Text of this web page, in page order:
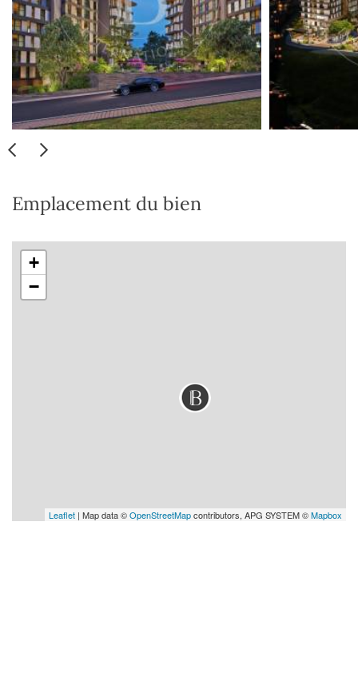
Emplacement du bien
+
−
Leaflet | Map data ©OpenStreetMapcontributors, APG SYSTEM ©Mapbox